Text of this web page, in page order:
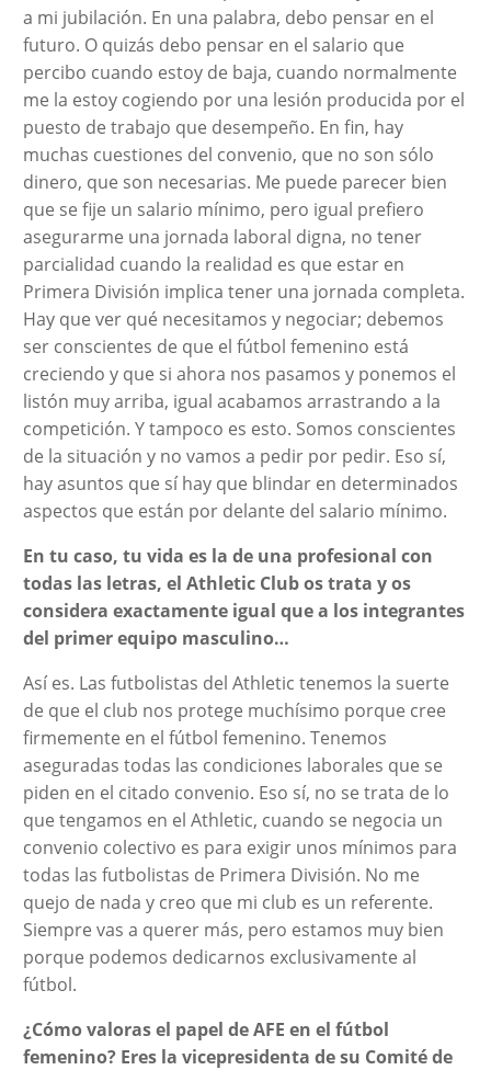
a mi jubilación. En una palabra, debo pensar en el
futuro. O quizás debo pensar en el salario que
percibo cuando estoy de baja, cuando normalmente
me la estoy cogiendo por una lesión producida por el
puesto de trabajo que desempeño. En fin, hay
muchas cuestiones del convenio, que no son sólo
dinero, que son necesarias. Me puede parecer bien
que se fije un salario mínimo, pero igual prefiero
asegurarme una jornada laboral digna, no tener
parcialidad cuando la realidad es que estar en
Primera División implica tener una jornada completa.
Hay que ver qué necesitamos y negociar; debemos
ser conscientes de que el fútbol femenino está
creciendo y que si ahora nos pasamos y ponemos el
listón muy arriba, igual acabamos arrastrando a la
competición. Y tampoco es esto. Somos conscientes
de la situación y no vamos a pedir por pedir. Eso sí,
hay asuntos que sí hay que blindar en determinados
aspectos que están por delante del salario mínimo.
En tu caso, tu vida es la de una profesional con
todas las letras, el Athletic Club os trata y os
considera exactamente igual que a los integrantes
del primer equipo masculino…
Así es. Las futbolistas del Athletic tenemos la suerte
de que el club nos protege muchísimo porque cree
firmemente en el fútbol femenino. Tenemos
aseguradas todas las condiciones laborales que se
piden en el citado convenio. Eso sí, no se trata de lo
que tengamos en el Athletic, cuando se negocia un
convenio colectivo es para exigir unos mínimos para
todas las futbolistas de Primera División. No me
quejo de nada y creo que mi club es un referente.
Siempre vas a querer más, pero estamos muy bien
porque podemos dedicarnos exclusivamente al
fútbol.
¿Cómo valoras el papel de AFE en el fútbol
femenino? Eres la vicepresidenta de su Comité de